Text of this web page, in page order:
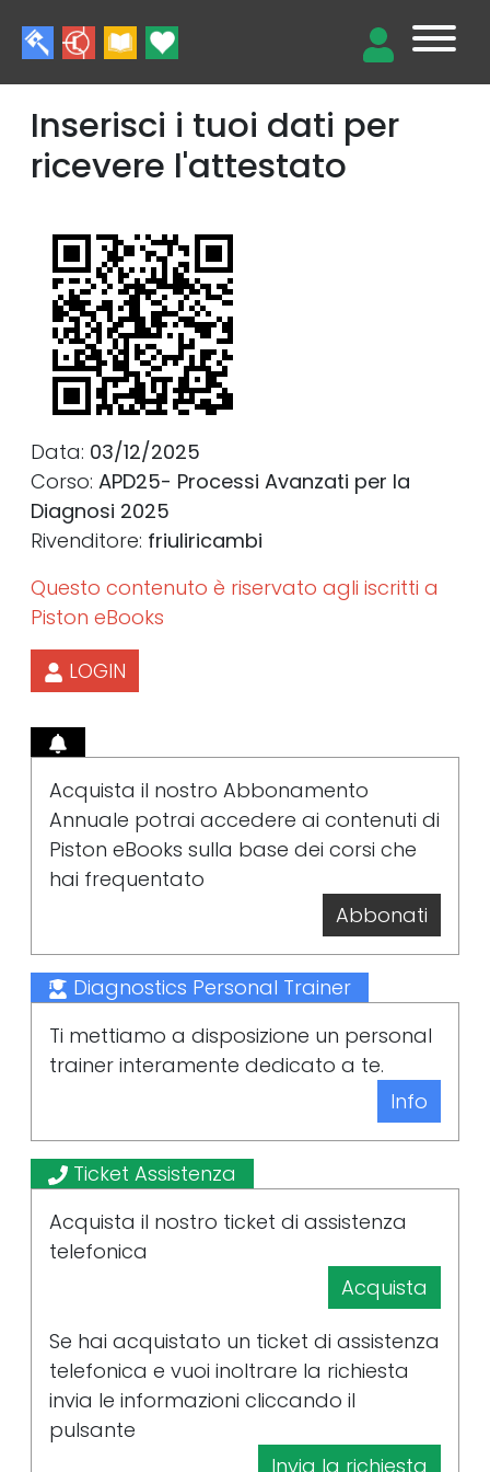
Inserisci i tuoi dati per
ricevere l'attestato
Data: 03/12/2025
Corso: APD25- Processi Avanzati per la
Diagnosi 2025
Rivenditore: friuliricambi
Questo contenuto è riservato agli iscritti a
Piston eBooks
LOGIN
Acquista il nostro Abbonamento
Annuale potrai accedere ai contenuti di
Piston eBooks sulla base dei corsi che
hai frequentato
Abbonati
Diagnostics Personal Trainer
Ti mettiamo a disposizione un personal
trainer interamente dedicato a te.
Info
Ticket Assistenza
Acquista il nostro ticket di assistenza
telefonica
Acquista
Se hai acquistato un ticket di assistenza
telefonica e vuoi inoltrare la richiesta
invia le informazioni cliccando il
pulsante
Invia la richiesta